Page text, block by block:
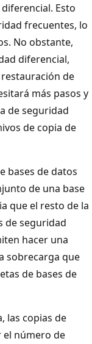
Esto
frecuentes, lo
No obstante,
diferencial,
de
más pasos y
de seguridad
de copia de
bases de datos
de una base
que el resto de la
de seguridad
hacer una
sobrecarga que
de bases de
las copias de
el número de